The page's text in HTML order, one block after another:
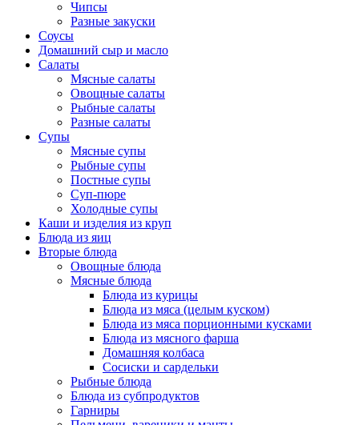
Чипсы
Разные закуски
Соусы
Домашний сыр и масло
Салаты
Мясные салаты
Овощные салаты
Рыбные салаты
Разные салаты
Супы
Мясные супы
Рыбные супы
Постные супы
Суп-пюре
Холодные супы
Каши и изделия из круп
Блюда из яиц
Вторые блюда
Овощные блюда
Мясные блюда
Блюда из курицы
Блюда из мяса (целым куском)
Блюда из мяса порционными кусками
Блюда из мясного фарша
Домашняя колбаса
Сосиски и сардельки
Рыбные блюда
Блюда из субпродуктов
Гарниры